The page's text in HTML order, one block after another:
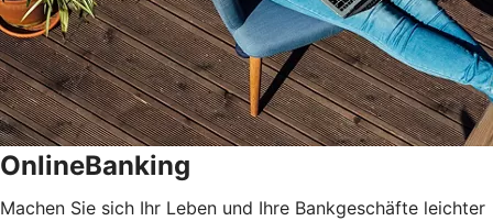
OnlineBanking
Machen Sie sich Ihr Leben und Ihre Bankgeschäfte leichter